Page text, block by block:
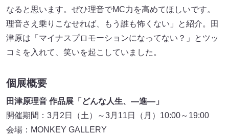
なると思います。ぜひ理音でMC力を高めてほしいです。
理音さえ乗りこなせれば、もう誰も怖くない」と紹介。田
津原は「マイナスプロモーションになってない？」とツッ
コミを入れて、笑いを起こしていました。
個展概要
田津原理音 作品展「どんな人生、―進―」
開催期間：3月2日（土）～3月11日（月）10:00～19:00
会場：MONKEY GALLERY